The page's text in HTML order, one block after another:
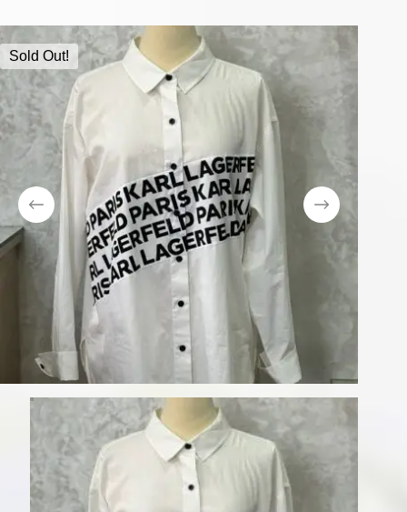
Sold Out!